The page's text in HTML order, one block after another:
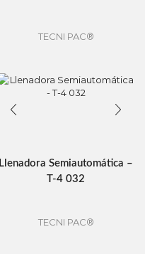
TECNI PAC®
Llenadora Semiautomática –
T-4 032
TECNI PAC®